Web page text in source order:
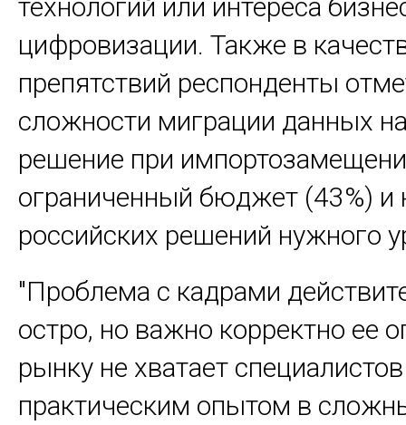
технологий или интереса
цифровизации. Также в
препятствий респонденты
сложности миграции данных
решение при
ограниченный бюджет (43%) и
российских решений нужного
"Проблема с кадрами
остро, но важно корректно ее
рынку не хватает
практическим опытом в